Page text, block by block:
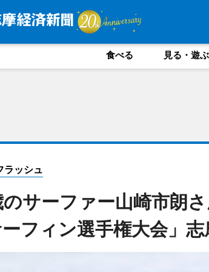
食べる 見る・遊ぶ
ラッシュ
サーファー山崎市朗
フィン選手権大会」